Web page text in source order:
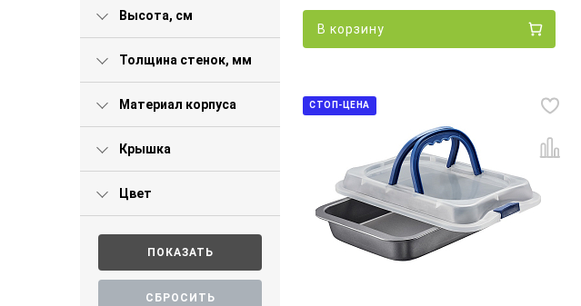
Высота, см
Толщина стенок, мм
Материал корпуса
Крышка
Цвет
В корзину
СТОП-ЦЕНА